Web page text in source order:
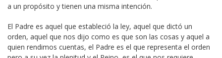
a un propósito y tienen una misma intención.
El Padre es aquel que estableció la ley, aquel que dictó un
orden, aquel que nos dijo como es que son las cosas y aquel a
quien rendimos cuentas, el Padre es el que representa el orden